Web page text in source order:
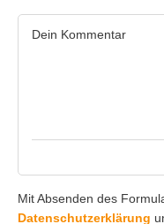
Mit Absenden des
Datenschutzerklärung